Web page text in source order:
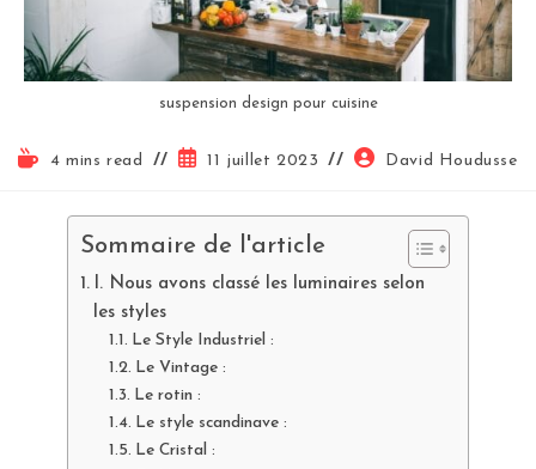
suspension design pour cuisine
4 mins read 11 juillet 2023 David Houdusse
Sommaire de l'article
I. Nous avons classé les luminaires selon
les styles
Le Style Industriel :
Le Vintage :
Le rotin :
Le style scandinave :
Le Cristal :